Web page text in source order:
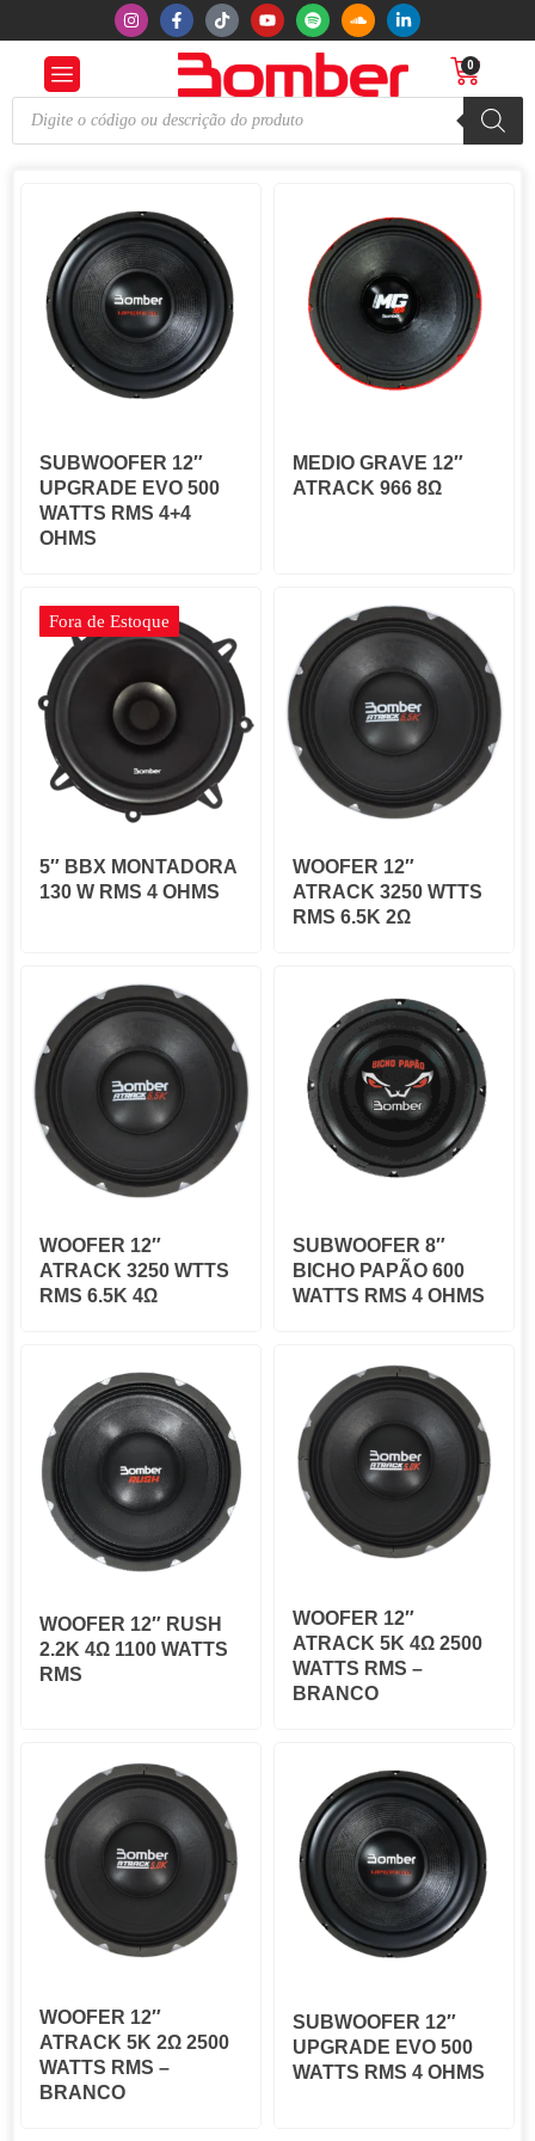
0
SUBWOOFER 12″
UPGRADE EVO 500
WATTS RMS 4+4
OHMS
MEDIO GRAVE 12″
ATRACK 966 8Ω
Fora de Estoque
5″ BBX MONTADORA
130 W RMS 4 OHMS
WOOFER 12″
ATRACK 3250 WTTS
RMS 6.5K 2Ω
WOOFER 12″
ATRACK 3250 WTTS
RMS 6.5K 4Ω
SUBWOOFER 8″
BICHO PAPÃO 600
WATTS RMS 4 OHMS
WOOFER 12″ RUSH
2.2K 4Ω 1100 WATTS
RMS
WOOFER 12″
ATRACK 5K 4Ω 2500
WATTS RMS –
BRANCO
WOOFER 12″
ATRACK 5K 2Ω 2500
WATTS RMS –
BRANCO
SUBWOOFER 12″
UPGRADE EVO 500
WATTS RMS 4 OHMS